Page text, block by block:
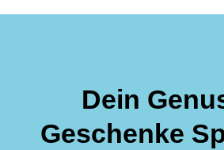
Dein
Geschenke